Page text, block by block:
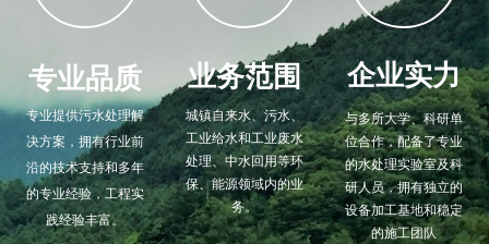
专业提供污水处理解
决方案，拥有行业前
沿的技术支持和多年
的专业经验，工程实
践经验丰富。
专业品质
城镇自来水、污水、
工业给水和工业废水
处理、中水回用等环
保、能源领域内的业
务。
业务范围 企业实力
与多所大学、科研单
位合作，配备了专业
的水处理实验室及科
研人员，拥有独立的
设备加工基地和稳定
的施工团队